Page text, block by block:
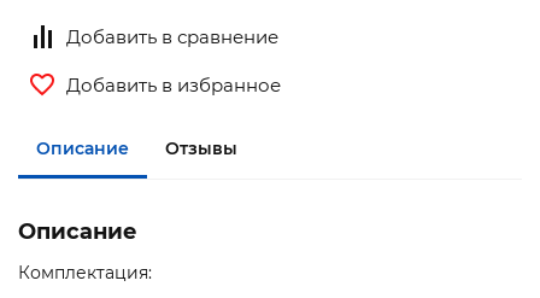
Добавить в сравнение
Добавить в избранное
Описание Отзывы
Описание
Комплектация: